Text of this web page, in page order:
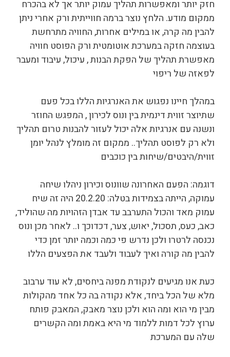
חזק יותר ומאפשרות תהליך עמוק יותר אך לא בהכרח
ממקום מודע. הלחץ נוצר ברמה חווייתית ורק אחרי ניתן
להבין מה קרה, או במילים אחרות, החוויה מתרחשת
בעוצמה חזקה במערכת אוטומטית ורק הפוסט חוויה
מאפשרת תהליך של הפקת הבנות , עיכול, עיבוד ומעבר
לפאזה של ריפוי
במהלך חיינו נפגוש את האנרגיות הללו בכל פעם
שתיוצר זווית דינמית בין ונוס לכירון , המפגש החוזר
ונשנה עם אנרגיות אלה יכול לעזור להבנות טרום תהליך
ולא רק לפוסט תהליך.. ממקום זה מומלץ לנהל יומן
זווית/היבטים/שיחות בין כוכבים
דוגמה: הפעם האחרונה שוונוס וכירון ניהלו שיחה
עמוקה, הייתה בצמידות בטלה: 20.2.20 היה זה שיח
עמוק מאד והכול התערבב עד אבדן הזהויות מה שהוליד,
כאב, כעס, תסכול, יאוש, צער, דכדוכך ו.. לאחר מכן ונוס
נכנסה לרטרו ולכן נדרש פי כמה וכמה יותר זמן כדי
להבין מה קורה ואיך לעבוד ולעבד את הפצעים הללו
כעת אנו מגיעים לנקודת מפנה ביחסים, לא עוד ערבוב
מלא של הכל ביחד, אלא נקודה בה כל אחד מהקולות
מבין מי הוא ומה הוא ולכן נוצר מאבק, המאבק פותח
ערוץ לכל דמות ללמוד מי היא באמת ומה הקשרים
שלה עם המערכת